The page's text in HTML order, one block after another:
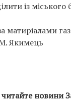
із
матиріалами
Якимець
читайте новини